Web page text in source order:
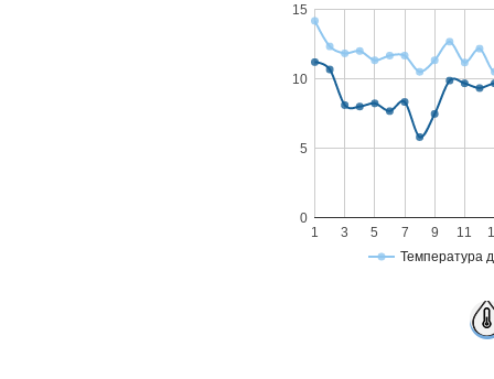
Температура
1 3 5 7 9 11
0
5
10
15